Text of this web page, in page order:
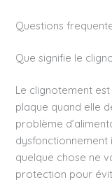
Questions
Que signifie le
Le clignotement
plaque quand elle
problème
dysfonctionnement
quelque chose ne
protection pour